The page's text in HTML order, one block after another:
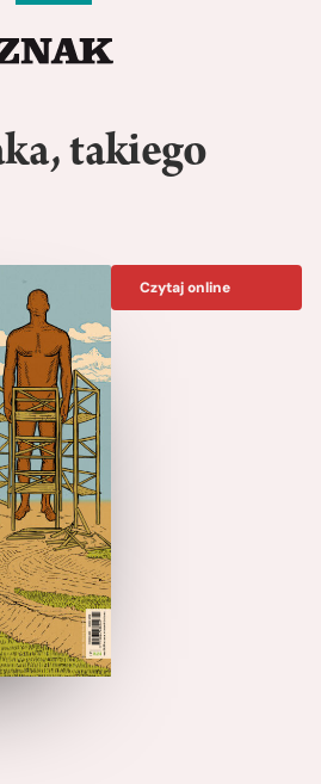
takiego
Czytaj online